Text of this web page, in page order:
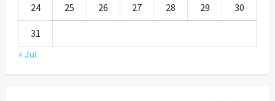
24 25 26 27 28 29 30
31
« Jul